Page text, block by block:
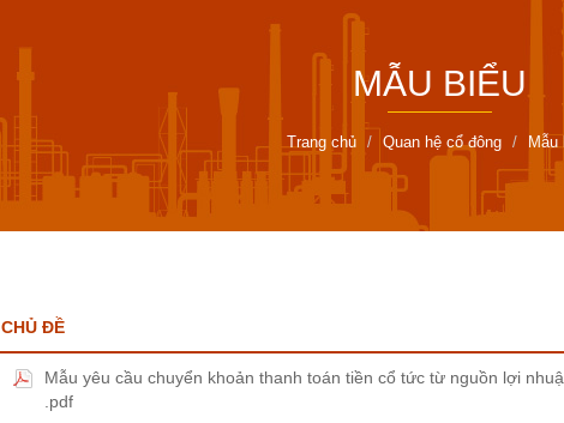
MẪU BIỂU
Trang chủ Quan hệ cổ đông Mẫu
CHỦ ĐỀ
Mẫu yêu cầu chuyển khoản thanh toán tiền cổ tức từ nguồn lợi
.pdf